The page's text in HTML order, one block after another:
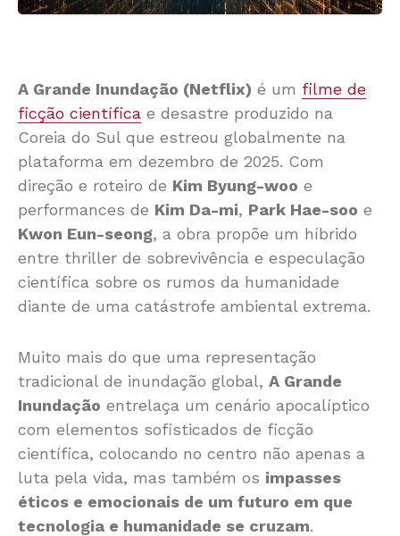
A Grande Inundação (Netflix) é um filme de
ficção científica e desastre produzido na
Coreia do Sul que estreou globalmente na
plataforma em dezembro de 2025. Com
direção e roteiro de Kim Byung-woo e
performances de Kim Da-mi, Park Hae-soo e
Kwon Eun-seong, a obra propõe um híbrido
entre thriller de sobrevivência e especulação
científica sobre os rumos da humanidade
diante de uma catástrofe ambiental extrema.
Muito mais do que uma representação
tradicional de inundação global, A Grande
Inundação entrelaça um cenário apocalíptico
com elementos sofisticados de ficção
científica, colocando no centro não apenas a
luta pela vida, mas também os impasses
éticos e emocionais de um futuro em que
tecnologia e humanidade se cruzam.